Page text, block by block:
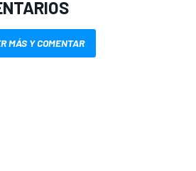
MÁS Y COMENTAR